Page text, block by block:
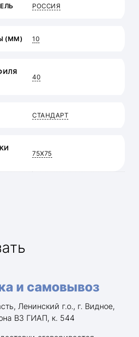
РОССИЯ
(ММ) 10
40
СТАНДАРТ
75Х75
и самовывоз
Ленинский г.о., г. Видное,
ВЗ ГИАП, к. 544